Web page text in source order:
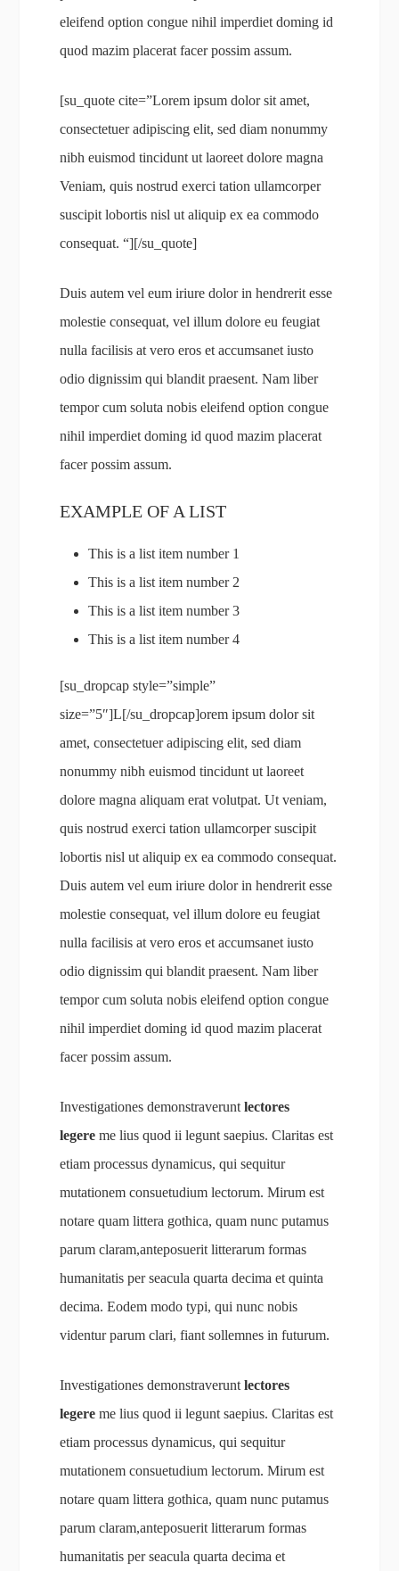
eleifend option congue nihil imperdiet doming id
quod mazim placerat facer possim assum.
[su_quote cite=”Lorem ipsum dolor sit amet,
consectetuer adipiscing elit, sed diam nonummy
nibh euismod tincidunt ut laoreet dolore magna
Veniam, quis nostrud exerci tation ullamcorper
suscipit lobortis nisl ut aliquip ex ea commodo
consequat. “][/su_quote]
Duis autem vel eum iriure dolor in hendrerit esse
molestie consequat, vel illum dolore eu feugiat
nulla facilisis at vero eros et accumsanet iusto
odio dignissim qui blandit praesent. Nam liber
tempor cum soluta nobis eleifend option congue
nihil imperdiet doming id quod mazim placerat
facer possim assum.
EXAMPLE OF A LIST
This is a list item number 1
This is a list item number 2
This is a list item number 3
This is a list item number 4
[su_dropcap style=”simple”
size=”5″]L[/su_dropcap]orem ipsum dolor sit
amet, consectetuer adipiscing elit, sed diam
nonummy nibh euismod tincidunt ut laoreet
dolore magna aliquam erat volutpat. Ut veniam,
quis nostrud exerci tation ullamcorper suscipit
lobortis nisl ut aliquip ex ea commodo consequat.
Duis autem vel eum iriure dolor in hendrerit esse
molestie consequat, vel illum dolore eu feugiat
nulla facilisis at vero eros et accumsanet iusto
odio dignissim qui blandit praesent. Nam liber
tempor cum soluta nobis eleifend option congue
nihil imperdiet doming id quod mazim placerat
facer possim assum.
Investigationes demonstraverunt lectores
legere me lius quod ii legunt saepius. Claritas est
etiam processus dynamicus, qui sequitur
mutationem consuetudium lectorum. Mirum est
notare quam littera gothica, quam nunc putamus
parum claram,anteposuerit litterarum formas
humanitatis per seacula quarta decima et quinta
decima. Eodem modo typi, qui nunc nobis
videntur parum clari, fiant sollemnes in futurum.
Investigationes demonstraverunt lectores
legere me lius quod ii legunt saepius. Claritas est
etiam processus dynamicus, qui sequitur
mutationem consuetudium lectorum. Mirum est
notare quam littera gothica, quam nunc putamus
parum claram,anteposuerit litterarum formas
humanitatis per seacula quarta decima et